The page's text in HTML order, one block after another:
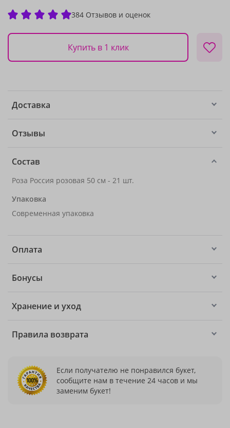
384 Отзывов и оценок
Купить в 1 клик
Доставка
Отзывы
Состав
Роза Россия розовая 50 см - 21 шт.
Упаковка
Современная упаковка
Оплата
Бонусы
Хранение и уход
Правила возврата
Если получателю не понравился букет,
сообщите нам в течение 24 часов и мы
заменим букет!